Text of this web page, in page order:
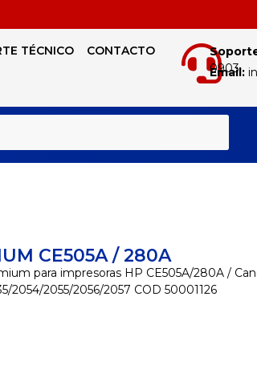
TÉCNICO CONTACTO
0903
Email:
CE505A / 280A
para impresoras HP CE505A/280A /
2054/2055/2056/2057 COD 50001126